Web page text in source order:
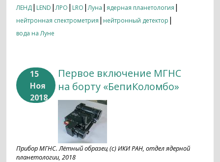
ЛЕНД| LEND |ЛРО | LRO |Луна |ядерная планетология |
нейтронная спектрометрия | нейтронный детектор |
вода на Луне
15
Ноя
2018
Первое включение МГНС
на борту «БепиКоломбо»
Прибор МГНС. Лётный образец (с) ИКИ РАН, отдел ядерной
планетологии, 2018